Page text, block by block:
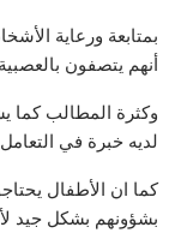
بمتابعة ورعاية
أنهم يتصفون بالعصبية
وكثرة المطالب كما
لديه خبرة في
كما ان الأطفال
بشؤونهم بشكل جيد